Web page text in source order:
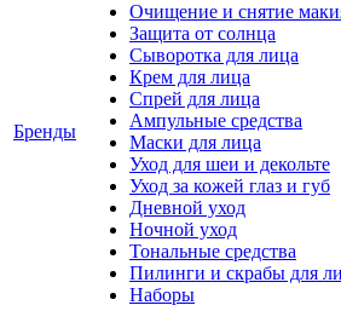
Бренды
Очищение и снятие
Защита от солнца
Сыворотка для лица
Крем для лица
Спрей для лица
Ампульные средства
Маски для лица
Уход для шеи и декольте
Уход за кожей глаз и губ
Дневной уход
Ночной уход
Тональные средства
Пилинги и скрабы для
Наборы